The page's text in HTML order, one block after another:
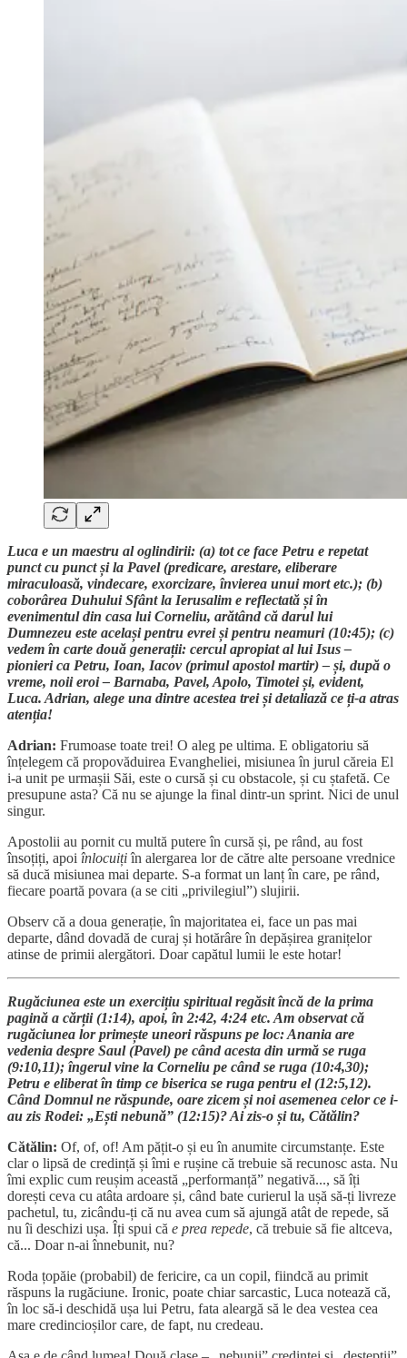
Luca e un maestru al oglindirii: (a) tot ce face Petru e repetat
punct cu punct și la Pavel (predicare, arestare, eliberare
miraculoasă, vindecare, exorcizare, învierea unui mort etc.); (b)
coborârea Duhului Sfânt la Ierusalim e reflectată și în
evenimentul din casa lui Corneliu, arătând că darul lui
Dumnezeu este același pentru evrei și pentru neamuri (10:45); (c)
vedem în carte două generații: cercul apropiat al lui Isus –
pionieri ca Petru, Ioan, Iacov (primul apostol martir) – și, după o
vreme, noii eroi – Barnaba, Pavel, Apolo, Timotei și, evident,
Luca. Adrian, alege una dintre acestea trei și detaliază ce ți-a atras
atenția!
Adrian: Frumoase toate trei! O aleg pe ultima. E obligatoriu să
înțelegem că propovăduirea Evangheliei, misiunea în jurul căreia El
i-a unit pe urmașii Săi, este o cursă și cu obstacole, și cu ștafetă. Ce
presupune asta? Că nu se ajunge la final dintr-un sprint. Nici de unul
singur.
Apostolii au pornit cu multă putere în cursă și, pe rând, au fost
însoțiți, apoi înlocuițiîn alergarea lor de către alte persoane vrednice
să ducă misiunea mai departe. S-a format un lanț în care, pe rând,
fiecare poartă povara (a se citi „privilegiul”) slujirii.
Observ că a doua generație, în majoritatea ei, face un pas mai
departe, dând dovadă de curaj și hotărâre în depășirea granițelor
atinse de primii alergători. Doar capătul lumii le este hotar!
Rugăciunea este un exercițiu spiritual regăsit încă de la prima
pagină a cărții (1:14), apoi, în 2:42, 4:24 etc. Am observat că
rugăciunea lor primește uneori răspuns pe loc: Anania are
vedenia despre Saul (Pavel) pe când acesta din urmă se ruga
(9:10,11); îngerul vine la Corneliu pe când se ruga (10:4,30);
Petru e eliberat în timp ce biserica se ruga pentru el (12:5,12).
Când Domnul ne răspunde, oare zicem și noi asemenea celor ce i-
au zis Rodei: „Ești nebună” (12:15)? Ai zis-o și tu, Cătălin?
Cătălin: Of, of, of! Am pățit-o și eu în anumite circumstanțe. Este
clar o lipsă de credință și îmi e rușine că trebuie să recunosc asta. Nu
îmi explic cum reușim această „performanță” negativă..., să îți
dorești ceva cu atâta ardoare și, când bate curierul la ușă să-ți livreze
pachetul, tu, zicându-ți că nu avea cum să ajungă atât de repede, să
nu îi deschizi ușa. Îți spui că e prea repede, că trebuie să fie altceva,
că... Doar n-ai înnebunit, nu?
Roda țopăie (probabil) de fericire, ca un copil, fiindcă au primit
răspuns la rugăciune. Ironic, poate chiar sarcastic, Luca notează că,
în loc să-i deschidă ușa lui Petru, fata aleargă să le dea vestea cea
mare credincioșilor care, de fapt, nu credeau.